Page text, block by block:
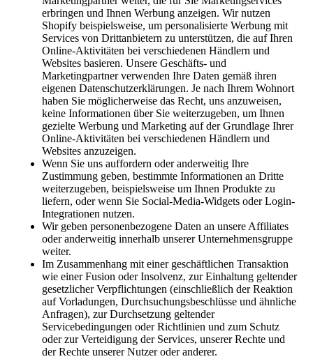
erbringen und Ihnen Werbung anzeigen. Wir nutzen
Shopify beispielsweise, um personalisierte Werbung mit
Services von Drittanbietern zu unterstützen, die auf Ihren
Online-Aktivitäten bei verschiedenen Händlern und
Websites basieren. Unsere Geschäfts- und
Marketingpartner verwenden Ihre Daten gemäß ihren
eigenen Datenschutzerklärungen. Je nach Ihrem Wohnort
haben Sie möglicherweise das Recht, uns anzuweisen,
keine Informationen über Sie weiterzugeben, um Ihnen
gezielte Werbung und Marketing auf der Grundlage Ihrer
Online-Aktivitäten bei verschiedenen Händlern und
Websites anzuzeigen.
Wenn Sie uns auffordern oder anderweitig Ihre
Zustimmung geben, bestimmte Informationen an Dritte
weiterzugeben, beispielsweise um Ihnen Produkte zu
liefern, oder wenn Sie Social-Media-Widgets oder Login-
Integrationen nutzen.
Wir geben personenbezogene Daten an unsere Affiliates
oder anderweitig innerhalb unserer Unternehmensgruppe
weiter.
Im Zusammenhang mit einer geschäftlichen Transaktion
wie einer Fusion oder Insolvenz, zur Einhaltung geltender
gesetzlicher Verpflichtungen (einschließlich der Reaktion
auf Vorladungen, Durchsuchungsbeschlüsse und ähnliche
Anfragen), zur Durchsetzung geltender
Servicebedingungen oder Richtlinien und zum Schutz
oder zur Verteidigung der Services, unserer Rechte und
der Rechte unserer Nutzer oder anderer.